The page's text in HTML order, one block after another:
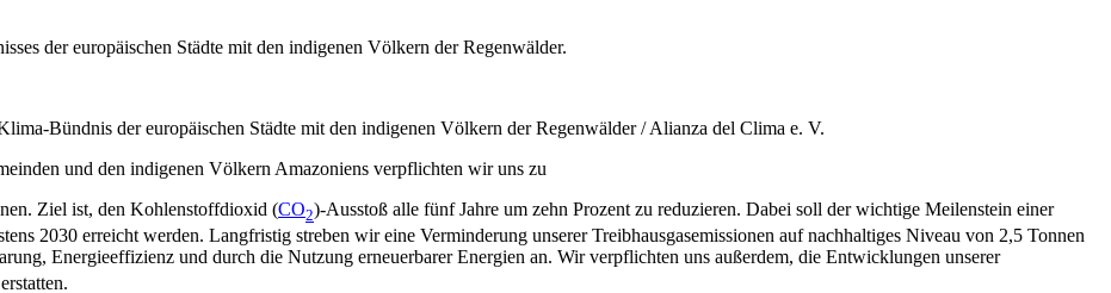
der europäischen Städte mit den indigenen Völkern der Regenwälder.
Bündnis der europäischen Städte mit den indigenen Völkern der Regenwälder / Alianza del Clima e. V.
und den indigenen Völkern Amazoniens verpflichten wir uns zu
Ziel ist, den Kohlenstoffdioxid (CO2)-Ausstoß alle fünf Jahre um zehn Prozent zu reduzieren. Dabei soll der wichtige Meilenstein einer
2030 erreicht werden. Langfristig streben wir eine Verminderung unserer Treibhausgasemissionen auf nachhaltiges Niveau von 2,5 Tonnen
Energieeffizienz und durch die Nutzung erneuerbarer Energien an. Wir verpflichten uns außerdem, die Entwicklungen unserer